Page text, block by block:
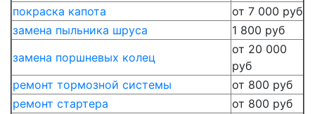
покраска капота
от 7 000 руб
замена пыльника шруса
1 800 руб
замена поршневых колец
от 20 000
руб
ремонт тормозной системы
от 800 руб
ремонт стартера
от 800 руб